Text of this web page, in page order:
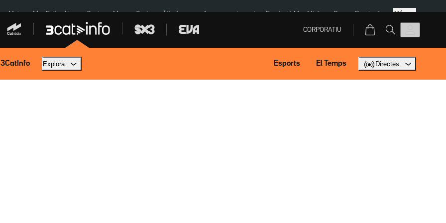
a Meta Mor Felipe Lipe Ceuta Menors Ceuta Àtic Ayuso Aparcament agost Fundació Mas Miró eBay Perpinyà Més
CORPORATIU
3CatInfo Explora Esports El Temps Directes